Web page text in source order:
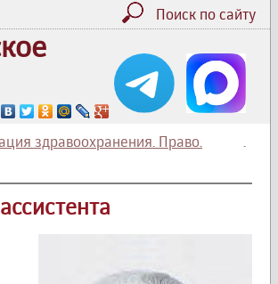
Поиск по сайту
.
здравоохранения. Право.